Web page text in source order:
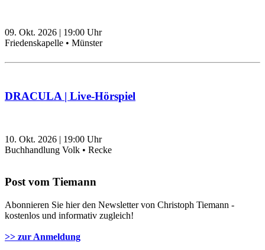
09. Okt. 2026 | 19:00 Uhr
Friedenskapelle • Münster
DRACULA | Live-Hörspiel
10. Okt. 2026 | 19:00 Uhr
Buchhandlung Volk • Recke
Post vom Tiemann
Abonnieren Sie hier den Newsletter von Christoph Tiemann -
kostenlos und informativ zugleich!
>> zur Anmeldung